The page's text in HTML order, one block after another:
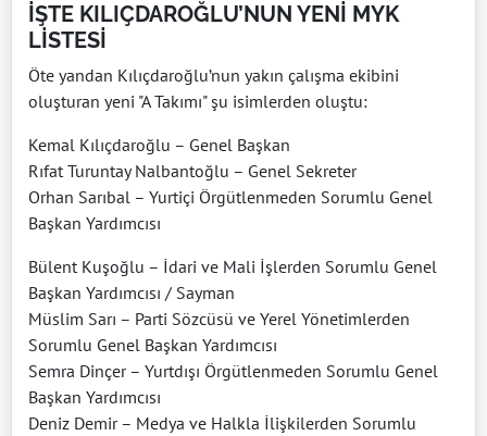
İŞTE KILIÇDAROĞLU’NUN YENİ MYK
LİSTESİ
Öte yandan Kılıçdaroğlu’nun yakın çalışma ekibini
oluşturan yeni "A Takımı" şu isimlerden oluştu:
Kemal Kılıçdaroğlu – Genel Başkan
Rıfat Turuntay Nalbantoğlu – Genel Sekreter
Orhan Sarıbal – Yurtiçi Örgütlenmeden Sorumlu Genel
Başkan Yardımcısı
Bülent Kuşoğlu – İdari ve Mali İşlerden Sorumlu Genel
Başkan Yardımcısı / Sayman
Müslim Sarı – Parti Sözcüsü ve Yerel Yönetimlerden
Sorumlu Genel Başkan Yardımcısı
Semra Dinçer – Yurtdışı Örgütlenmeden Sorumlu Genel
Başkan Yardımcısı
Deniz Demir – Medya ve Halkla İlişkilerden Sorumlu